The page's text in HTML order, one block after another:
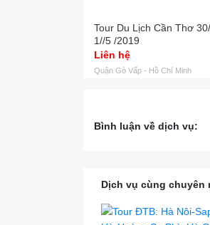
Tour Du Lịch Cần Thơ
1//5 /2019
Liên hệ
Quận Gò Vấp - Hồ Chí Minh
Bình luận về dịch vụ:
Dịch vụ cùng chuyên